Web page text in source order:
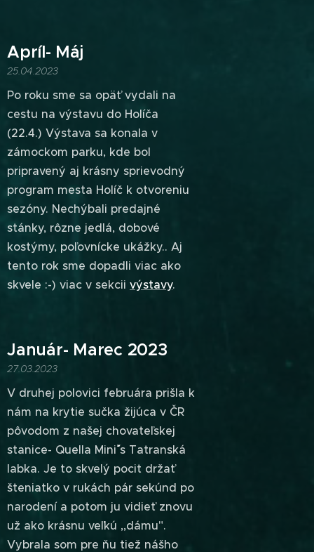
Apríl- Máj
25.04.2023
Po roku sme sa opäť vydali na
cestu na výstavu do Holíča
(22.4.) Výstava sa konala v
zámockom parku, kde bol
pripravený aj krásny sprievodný
program mesta Holíč k otvoreniu
sezóny. Nechýbali predajné
stánky, rôzne jedlá, dobové
kostýmy, poľovnícke ukážky.. Aj
tento rok sme dopadli viac ako
skvele :-) viac v sekcii výstavy.
Január- Marec 2023
27.03.2023
V druhej polovici februára prišla k
nám na krytie sučka žijúca v ČR
pôvodom z našej chovateľskej
stanice- Quella Miniˇˇ´´ s Tatranská
labka. Je to skvelý pocit držať
šteniatko v rukách pár sekúnd po
narodení a potom ju vidieť znovu
už ako krásnu veľkú ,,dámu".
Vybrala som pre ňu tiež nášho